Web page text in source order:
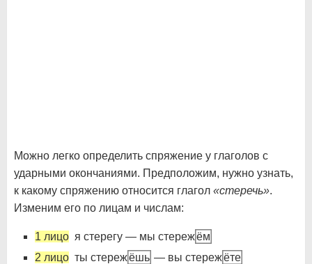
Можно легко определить спряжение у глаголов с
ударными окончаниями. Предположим, нужно узнать,
к какому спряжению относится глагол «стеречь».
Изменим его по лицам и числам:
1 лицо я стерегу — мы стережём
2 лицо ты стережёшь — вы стережёте